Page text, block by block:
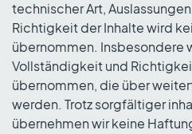
technischer Art,
Richtigkeit der Inhalte wird
übernommen. Insbesondere
Vollständigkeit und
übernommen, die über
werden. Trotz sorgfältiger
übernehmen wir keine